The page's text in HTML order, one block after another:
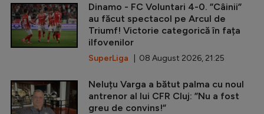
Dinamo - FC Voluntari 4-0. ”Câinii”
au făcut spectacol pe Arcul de
Triumf! Victorie categorică în fața
ilfovenilor
SuperLiga | 08 August 2026, 21:25
Neluțu Varga a bătut palma cu noul
antrenor al lui CFR Cluj: ”Nu a fost
greu de convins!”